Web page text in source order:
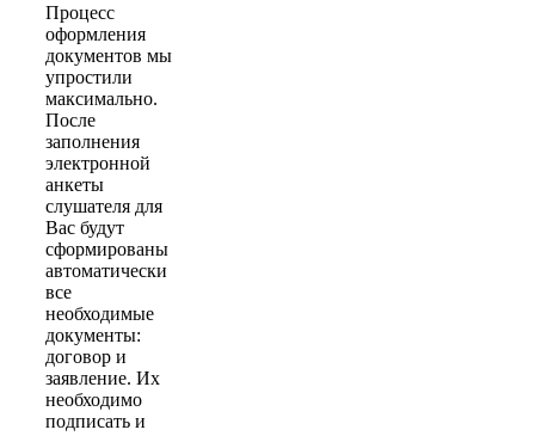
Процесс
оформления
документов мы
упростили
максимально.
После
заполнения
электронной
анкеты
слушателя для
Вас будут
сформированы
автоматически
все
необходимые
документы:
договор и
заявление. Их
необходимо
подписать и